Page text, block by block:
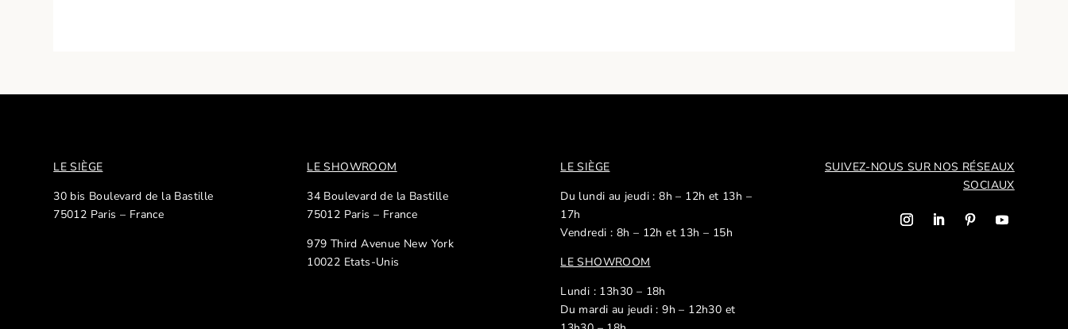
LE SIÈGE
30 bis Boulevard de la Bastille
75012 Paris – France
LE SHOWROOM
34 Boulevard de la Bastille
75012 Paris – France
979 Third Avenue New York
10022 Etats-Unis
LE SIÈGE
Du lundi au jeudi : 8h – 12h et 13h –
17h
Vendredi : 8h – 12h et 13h – 15h
LE SHOWROOM
Lundi : 13h30 – 18h
Du mardi au jeudi : 9h – 12h30 et
SUIVEZ-NOUS SUR NOS RÉSEAUX
SOCIAUX